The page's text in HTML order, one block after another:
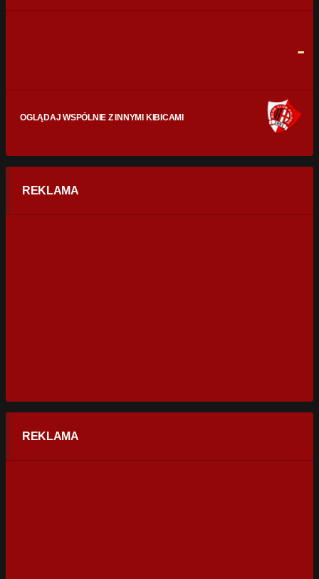
-
OGLĄDAJ WSPÓLNIE Z INNYMI KIBICAMI
REKLAMA
REKLAMA